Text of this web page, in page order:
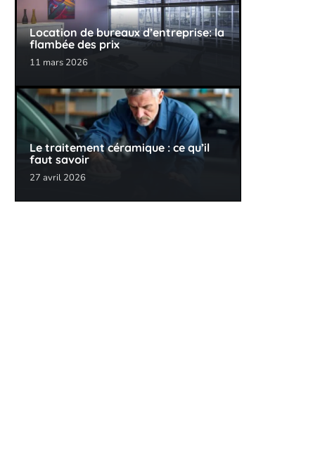
Location de bureaux d’entreprise: la
flambée des prix
11 mars 2026
Le traitement céramique : ce qu’il
faut savoir
27 avril 2026